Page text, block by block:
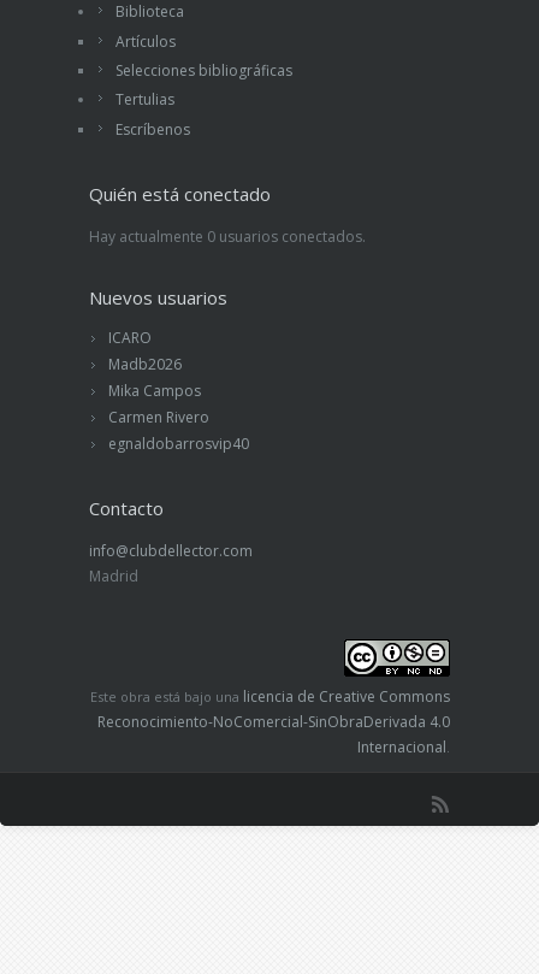
Biblioteca
Artículos
Selecciones bibliográficas
Tertulias
Escríbenos
Quién está conectado
Hay actualmente 0 usuarios conectados.
Nuevos usuarios
ICARO
Madb2026
Mika Campos
Carmen Rivero
egnaldobarrosvip40
Contacto
info@clubdellector.com
Madrid
Este obra está bajo una licencia de Creative Commons
Reconocimiento-NoComercial-SinObraDerivada 4.0
Internacional